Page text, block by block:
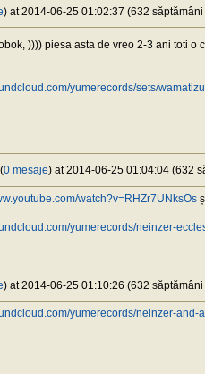
) at 2014-06-25 01:02:37 (632
)))) piesa asta de vreo 2-3 ani toti o
yumerecords/sets/wamatizu
0 mesaje) at 2014-06-25 01:04:04 (632
watch?v=RHZr7UNksOs
yumerecords/neinzer-
) at 2014-06-25 01:10:26 (632
yumerecords/neinzer-